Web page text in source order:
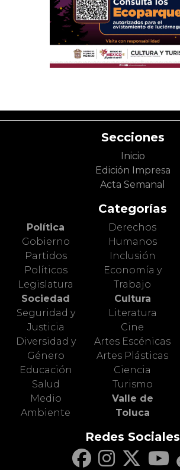
Secciones
Inicio
Edición Impresa
Acta Semanal
Categorías
Política
Gobierno
Partidos
Políticos
Legislatura
Sociedad
Seguridad y
Justicia
Diversidad y
Género
Educación
Salud
Medio
Ambiente
Derechos
Humanos
Inclusión
Economía y
Trabajo
Cultura
Literatura
Cine
Artes Escénicas
Artes Plásticas
Ciencia
Turismo
Valle de
Toluca
Redes Sociales